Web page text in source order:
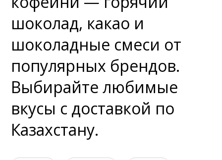
шоколад, какао и
шоколадные смеси от
популярных брендов.
Выбирайте любимые
вкусы с доставкой по
Казахстану.